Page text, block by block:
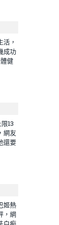
，
成功
健
13
網友
還要
姬熱
，網